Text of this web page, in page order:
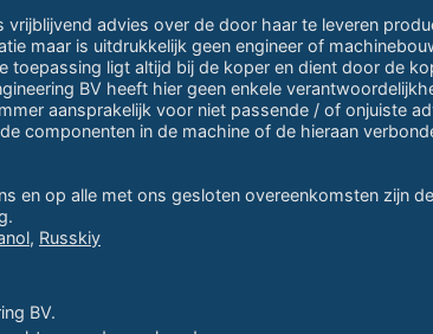
vrijblijvend advies over de door haar te leveren
maar is uitdrukkelijk geen engineer of
toepassing ligt altijd bij de koper en dient door de
BV heeft hier geen enkele
aansprakelijk voor niet passende / of onjuiste
componenten in de machine of de hieraan
en op alle met ons gesloten overeenkomsten zijn de
, Russkiy
BV.